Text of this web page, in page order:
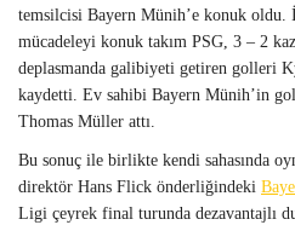
temsilcisi Bayern Münih’e konuk oldu.
mücadeleyi konuk takım PSG, 3 – 2
deplasmanda galibiyeti getiren golleri
kaydetti. Ev sahibi Bayern Münih’in
Thomas Müller attı.
Bu sonuç ile birlikte kendi sahasında
direktör Hans Flick önderliğindeki
Ligi çeyrek final turunda dezavantajlı